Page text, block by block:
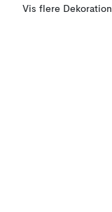
Vis flere Dekoration